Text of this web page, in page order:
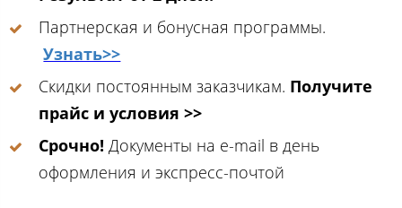
Партнерская и бонусная программы.
Узнать>>
Скидки постоянным заказчикам. Получите
прайс и условия >>
Срочно! Документы на e-mail в день
оформления и экспресс-почтой